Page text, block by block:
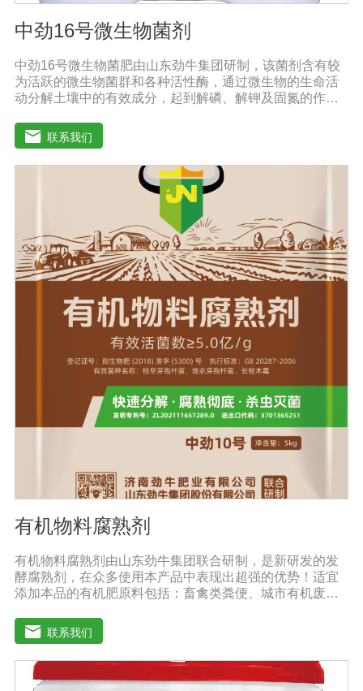
中劲16号微生物菌剂
中劲16号微生物菌肥由山东劲牛集团研制，该菌剂含有较
为活跃的微生物菌群和各种活性酶，通过微生物的生命活
动分解土壤中的有效成分，起到解磷、解钾及固氮的作
物激素、酸性物质以及维生素，能不同程度地刺激调节植
物生长；并且能产生铁载体、抗生素、系统防卫酶等多种
物质，可以抑制细菌或真菌性病害或诱导系统抗性间接达
到促进植物生长的作用。●传导性强，生根护根，平衡土壤
微生物环境，形成有益菌屏障，提高作物的抗病性，苗齐
旱、药害、盐害等逆境的抗逆能力。●营养丰富，促进植物
生长发育，叶片更加柔软浓绿、毛细根增多，预防早衰，
增产提质。【适用范围】玉米、小麦、果树、土豆、红
薯、辣椒、番茄、黄瓜丶韮菜、甘蓝等瓜果、蔬菜。【注
用，用过农药 的喷雾器一定要认真清洗后在喷菌剂。2.本
品如与化肥混用，要现混现用。【贮 存】于阴凉干燥处保
存，避免阳光直射和雨淋【保 质 期】24个月【性 状】粉
剂【活 菌 数】≥10亿/克
联系我们
有机物料腐熟剂
有机物料腐熟剂由山东劲牛集团联合研制，是新研发的发
酵腐熟剂，在众多使用本产品中表现出超强的优势！适宜
添加本品的有机肥原料包括：畜禽类粪便、城市有机废弃
工废弃料（蔗糖泥、果渣、茶渣、蘑菇渣、酒糟、中草药
残渣、糠醛渣、农作物秸杆等）。【功效特点】1、本产品
适应性广，升温速度快，分解能力强，除臭效果彻底。2、
起温快在温度0℃以上时, 2天温度可升至60℃以上。可充
联系我们